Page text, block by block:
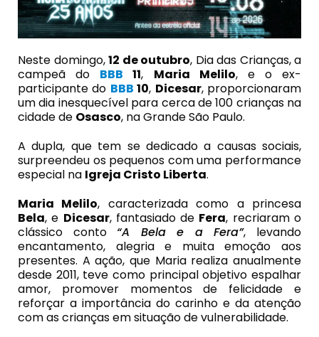
Neste domingo,12 de outubro, Dia das Crianças, a
campeã do BBB 11, Maria Melilo, e o ex-
participante do BBB 10, Dicesar, proporcionaram
um dia inesquecível para cerca de 100 crianças na
cidade de Osasco, na Grande São Paulo.
A dupla, que tem se dedicado a causas sociais,
surpreendeu os pequenos com uma performance
especial na Igreja Cristo Liberta.
Maria Melilo, caracterizada como a princesa
Bela, e Dicesar, fantasiado de Fera, recriaram o
clássico conto“A Bela e a Fera”, levando
encantamento, alegria e muita emoção aos
presentes. A ação, que Maria realiza anualmente
desde 2011, teve como principal objetivo espalhar
amor, promover momentos de felicidade e
reforçar a importância do carinho e da atenção
com as crianças em situação de vulnerabilidade.